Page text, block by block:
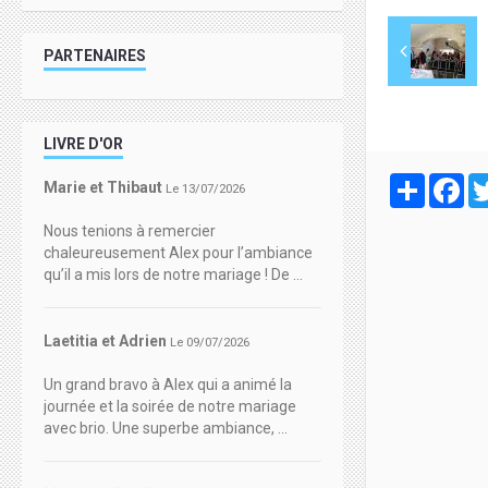
Partager
PARTENAIRES
LIVRE D'OR
Marie et Thibaut Le 13/07/2026
Nous tenions à remercier
chaleureusement Alex pour l’ambiance
qu’il a mis lors de notre mariage ! De ...
Laetitia et Adrien Le 09/07/2026
Un grand bravo à Alex qui a animé la
journée et la soirée de notre mariage
avec brio. Une superbe ambiance, ...